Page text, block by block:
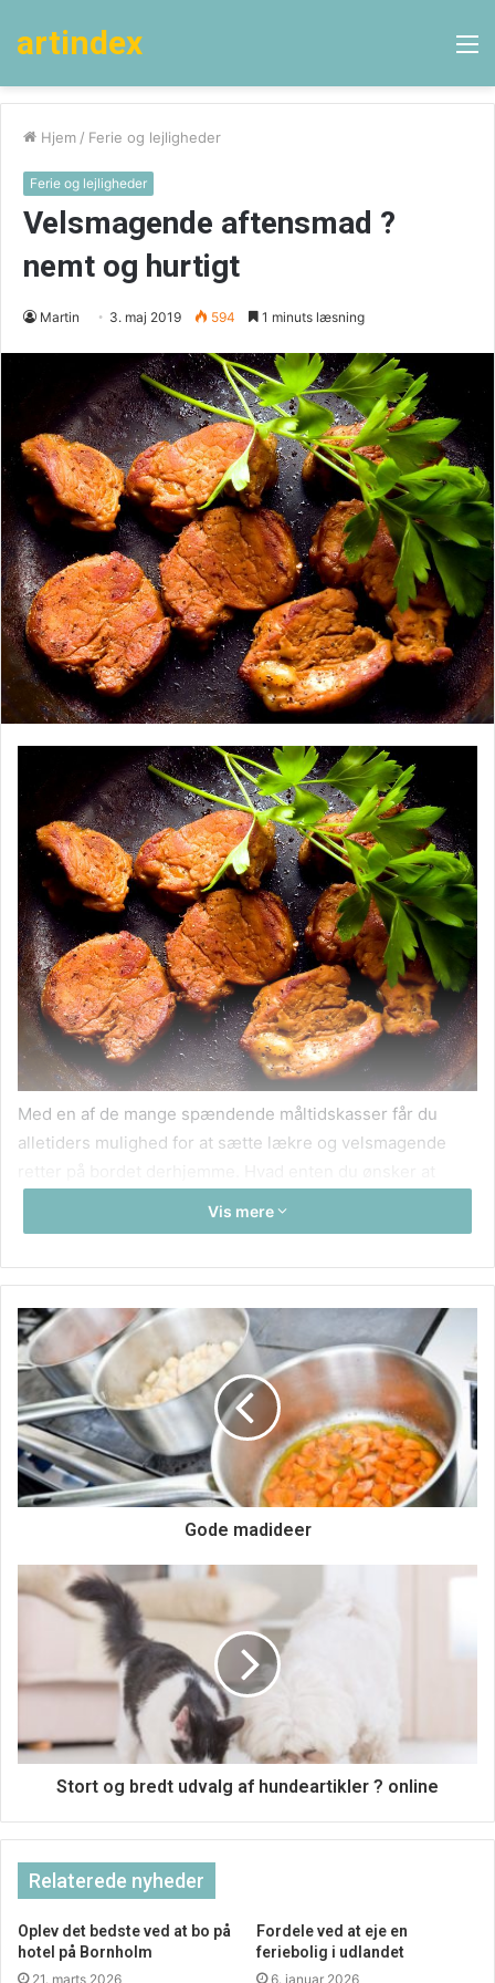
artindex
Hjem / Ferie og lejligheder
Ferie og lejligheder
Velsmagende aftensmad ?
nemt og hurtigt
Martin 3. maj 2019 594 1 minuts læsning
Med en af de mange spændende måltidskasser får du
alletiders mulighed for at sætte lækre og velsmagende
masser af gøremål, som presser dig lidt ? eller måske
og din familie nogle nye smagsoplevelser. Så er det muligt
med en måltidskasse. Der er ingen tvivl om, at mange
danskere af og til har så meget om ørerne i forhold til job,
familie og alskens praktiske gøremål, og det kan så være
svært at få tid til at nå at udarbejde spændende
madplaner, tage i byen og handle ind for til sidst at stå i
køkkenet og kokkerere. Når du får en måltidskasse ind ad
døren, åbner du den bare og tager opskrifter og
hurtigt!
Vis mere
Gode madideer
Stort og bredt udvalg af hundeartikler ? online
Relaterede nyheder
Oplev det bedste ved at bo på
hotel på Bornholm
21. marts 2026
Fordele ved at eje en
feriebolig i udlandet
6. januar 2026